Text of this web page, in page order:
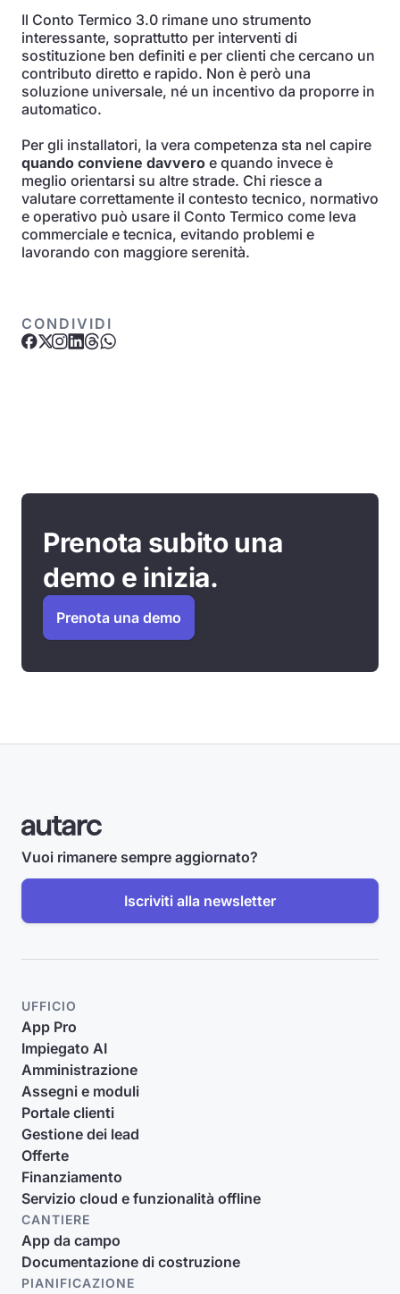
Il Conto Termico 3.0 rimane uno strumento
interessante, soprattutto per interventi di
sostituzione ben definiti e per clienti che cercano un
contributo diretto e rapido. Non è però una
soluzione universale, né un incentivo da proporre in
automatico.
Per gli installatori, la vera competenza sta nel capire
quando conviene davvero e quando invece è
meglio orientarsi su altre strade. Chi riesce a
valutare correttamente il contesto tecnico, normativo
e operativo può usare il Conto Termico come leva
commerciale e tecnica, evitando problemi e
lavorando con maggiore serenità.
CONDIVIDI
Prenota subito una
demo e inizia.
Prenota una demo
Vuoi rimanere sempre aggiornato?
Iscriviti alla newsletter
UFFICIO
App Pro
Impiegato AI
Amministrazione
Assegni e moduli
Portale clienti
Gestione dei lead
Offerte
Finanziamento
Servizio cloud e funzionalità offline
CANTIERE
App da campo
Documentazione di costruzione
PIANIFICAZIONE